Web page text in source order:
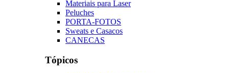
Materiais para Laser
Peluches
PORTA-FOTOS
Sweats e Casacos
CANECAS
Tópicos